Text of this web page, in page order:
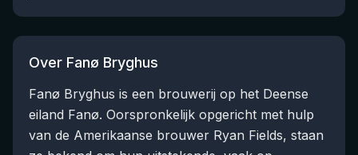
Over Fanø Bryghus
Fanø Bryghus is een brouwerij op het Deense
eiland Fanø. Oorspronkelijk opgericht met hulp
van de Amerikaanse brouwer Ryan Fields, staan